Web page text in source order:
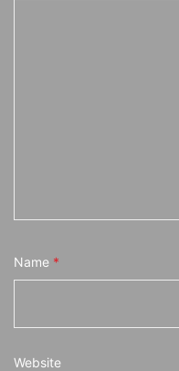
Name *
Website